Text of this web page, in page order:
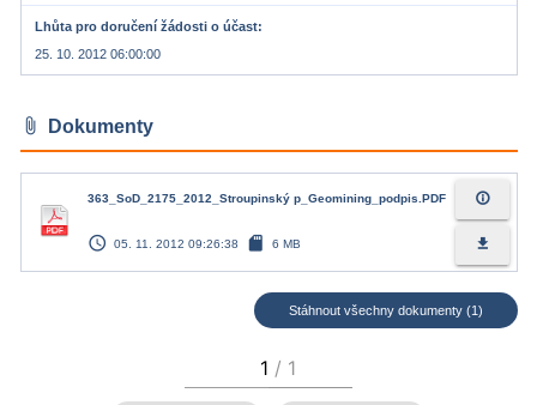
Lhůta pro doručení žádosti o účast
25. 10. 2012 06:00:00
attach_file Dokumenty
363_SoD_2175_2012_Stroupinský p_Geomining_podpis.PDF
access_time 05. 11. 2012 09:26:38 sd_card 6 MB
info_outline
file_download
Stáhnout všechny dokumenty (1)